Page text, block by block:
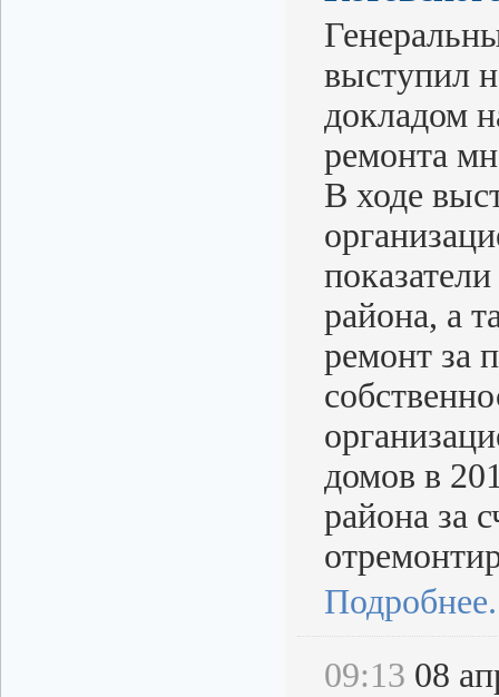
выступил
докладом
ремонта
В ходе
района, а
ремонт за
домов в
района за
09:13 08